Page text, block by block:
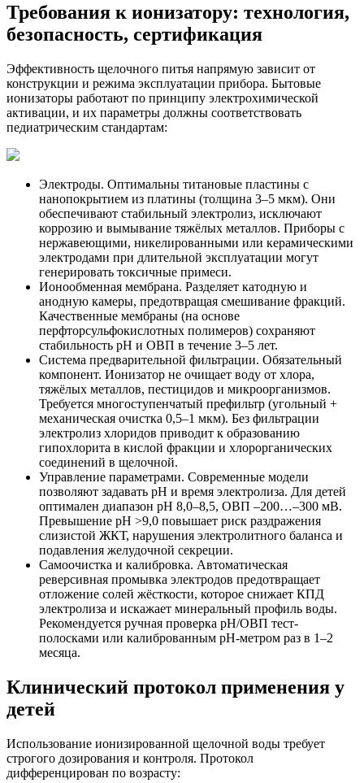
Требования к ионизатору: технология,
безопасность, сертификация
Эффективность щелочного питья напрямую зависит от
конструкции и режима эксплуатации прибора. Бытовые
ионизаторы работают по принципу электрохимической
активации, и их параметры должны соответствовать
педиатрическим стандартам:
Электроды. Оптимальны титановые пластины с
нанопокрытием из платины (толщина 3–5 мкм). Они
обеспечивают стабильный электролиз, исключают
коррозию и вымывание тяжёлых металлов. Приборы с
нержавеющими, никелированными или керамическими
электродами при длительной эксплуатации могут
генерировать токсичные примеси.
Ионообменная мембрана. Разделяет катодную и
анодную камеры, предотвращая смешивание фракций.
Качественные мембраны (на основе
перфторсульфокислотных полимеров) сохраняют
стабильность pH и ОВП в течение 3–5 лет.
Система предварительной фильтрации. Обязательный
компонент. Ионизатор не очищает воду от хлора,
тяжёлых металлов, пестицидов и микроорганизмов.
Требуется многоступенчатый префильтр (угольный +
механическая очистка 0,5–1 мкм). Без фильтрации
электролиз хлоридов приводит к образованию
гипохлорита в кислой фракции и хлорорганических
соединений в щелочной.
Управление параметрами. Современные модели
позволяют задавать pH и время электролиза. Для детей
оптимален диапазон pH 8,0–8,5, ОВП –200…–300 мВ.
Превышение pH >9,0 повышает риск раздражения
слизистой ЖКТ, нарушения электролитного баланса и
подавления желудочной секреции.
Самоочистка и калибровка. Автоматическая
реверсивная промывка электродов предотвращает
отложение солей жёсткости, которое снижает КПД
электролиза и искажает минеральный профиль воды.
Рекомендуется ручная проверка pH/ОВП тест-
полосками или калиброванным pH-метром раз в 1–2
месяца.
Клинический протокол применения у
детей
Использование ионизированной щелочной воды требует
строгого дозирования и контроля. Протокол
дифференцирован по возрасту: